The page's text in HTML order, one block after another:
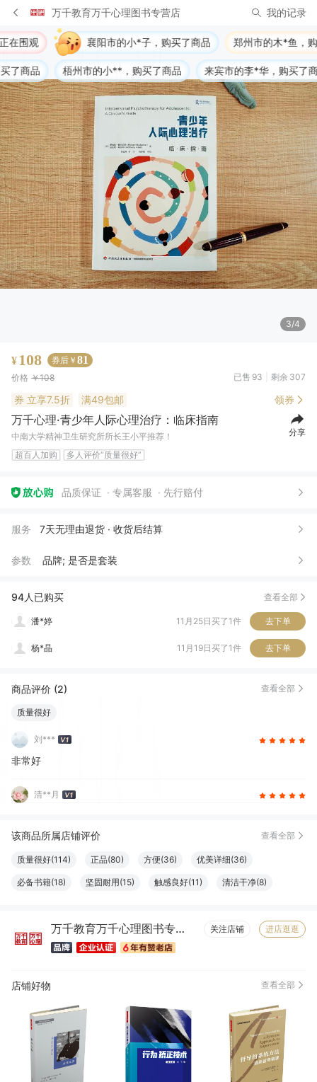
万千教育万千心理图书专营店 我的记录
州市的小**，购买了商品
襄阳市的小*子，购买了商品
来宾市的李*华，购买了商品
郑州市的木*鱼，购买了商品
4/4
¥108 券后￥ 81
价格 ￥108 已售 93 剩余 307
券 立享7.5折 满49包邮 领券
万千心理·青少年人际心理治疗：临床指南
中南大学精神卫生研究所所长王小平推荐！
超百人加购
多人评价“质量很好”
分享
品质保证 专属客服 先行赔付
服务 7天无理由退货 · 收货后结算
参数 品牌; 是否是套装
94人已购买 查看全部
一**子
端***方 去下单
潘*婷 11月25日买了1件 去下单
杨*晶 11月19日买了1件 去下单
听***你
商品评价 (2) 查看全部
质量很好
刘***
非常好
清**月
该商品所属店铺评价 查看全部
质量很好(114) 正品(80) 方便(36) 优美详细(36)
必备书籍(18) 坚固耐用(15) 触感良好(11) 清洁干净(8)
包装很好(6) 大小合适(6) 真材实料(6) 纸张精良(6)
万千教育万千心理图书专营店 关注店铺 进店逛逛
店铺好物 查看全部